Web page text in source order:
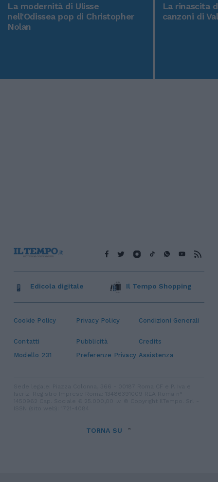
La modernità di Ulisse
nell'Odissea pop di Christopher
Nolan
La rinascita
canzoni di
Cookie Policy Privacy Policy Condizioni Generali
Contatti Pubblicità
Credits
Modello 231
Preferenze Privacy Assistenza
Edicola digitale Il Tempo Shopping
TORNA SU